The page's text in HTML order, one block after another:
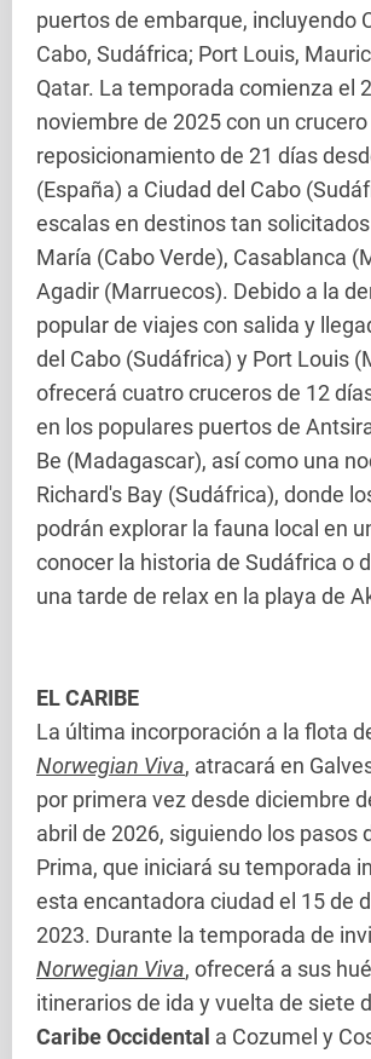
puertos de embarque, incluyendo
Cabo, Sudáfrica; Port Louis,
Qatar. La temporada comienza el
noviembre de 2025 con un crucero
reposicionamiento de 21 días
(España) a Ciudad del Cabo
escalas en destinos tan
María (Cabo Verde), Casablanca
Agadir (Marruecos). Debido a la
popular de viajes con salida y
del Cabo (Sudáfrica) y Port Louis
ofrecerá cuatro cruceros de 12
en los populares puertos de
Be (Madagascar), así como una
Richard's Bay (Sudáfrica), donde
podrán explorar la fauna local en
conocer la historia de Sudáfrica o
una tarde de relax en la playa de
EL CARIBE
La última incorporación a la flota
Norwegian Viva, atracará en
por primera vez desde diciembre
abril de 2026, siguiendo los pasos
Prima, que iniciará su temporada
esta encantadora ciudad el 15 de
2023. Durante la temporada de
Norwegian Viva, ofrecerá a sus
itinerarios de ida y vuelta de siete
Caribe Occidental a Cozumel y